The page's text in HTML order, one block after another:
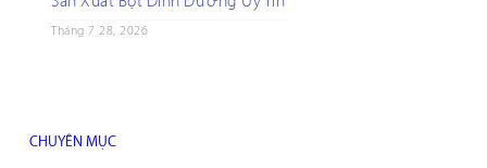
Tháng 7 28, 2026
CHUYÊN MỤC